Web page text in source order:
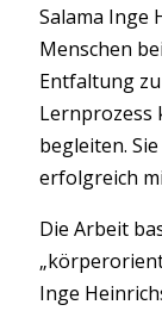
Salama Inge
Menschen
Entfaltung
Lernprozess
begleiten.
erfolgreich
Die Arbeit
Inge